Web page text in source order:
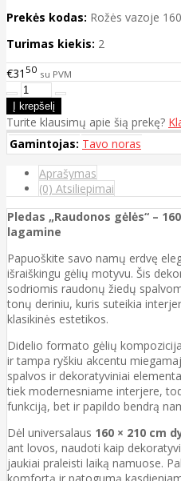
Prekės kodas: Rožės vazoje
Turimas kiekis: 2
€31 50 su PVM
Turite klausimų apie šią prekę?
Gamintojas: Tavo noras
Aprašymas
(0) Atsiliepimai
Pledas „Raudonos gėlės“ –
lagamine
Papuoškite savo namų erdvę
išraiškingu gėlių motyvu. Šis
sodriomis raudonų žiedų
tonų deriniu, kuris suteikia
klasikinės estetikos.
Didelio formato gėlių
ir tampa ryškiu akcentu
spalvos ir dekoratyviniai
tiek modernesniame interjere,
funkciją, bet ir papildo bendrą
Dėl universalaus 160 × 210 cm
ant lovos, naudoti kaip
jaukiai praleisti laiką namuose.